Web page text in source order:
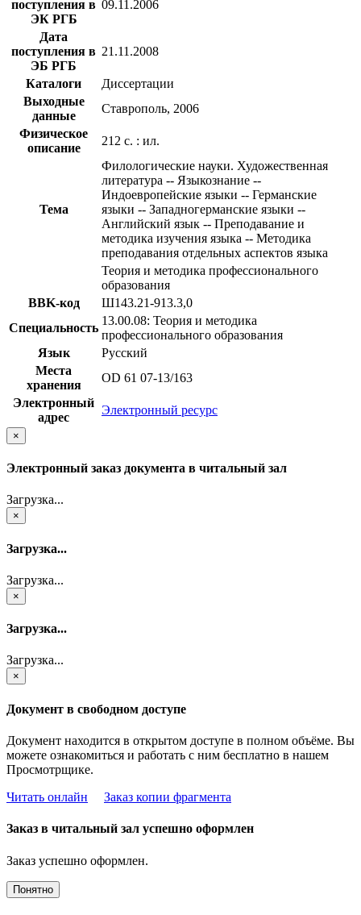
поступления в
ЭК РГБ
09.11.2006
Дата
поступления в
ЭБ РГБ
21.11.2008
Каталоги
Диссертации
Выходные
данные
Ставрополь, 2006
Физическое
описание
212 с. : ил.
Тема
Филологические науки. Художественная
литература -- Языкознание --
Индоевропейские языки -- Германские
языки -- Западногерманские языки --
Английский язык -- Преподавание и
методика изучения языка -- Методика
преподавания отдельных аспектов языка
Теория и методика профессионального
образования
BBK-код
Ш143.21-913.3,0
Специальность
13.00.08: Теория и методика
профессионального образования
Язык
Русский
Места
хранения
OD 61 07-13/163
Электронный
адрес
Электронный ресурс
×
Электронный заказ документа в читальный зал
Загрузка...
×
Загрузка...
Загрузка...
×
Загрузка...
Загрузка...
×
Документ в свободном доступе
Документ находится в открытом доступе в полном объёме. Вы
можете ознакомиться и работать с ним бесплатно в нашем
Просмотрщике.
Читать онлайн
Заказ копии фрагмента
Заказ в читальный зал успешно оформлен
Заказ успешно оформлен.
Понятно